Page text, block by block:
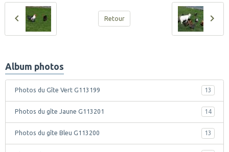
Retour
Album photos
Photos du Gîte Vert G113199 13
Photos du gîte Jaune G113201 14
Photos du gîte Bleu G113200 13